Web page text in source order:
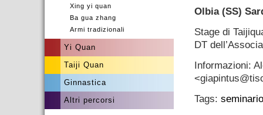
Xing yi quan
Ba gua zhang
Armi tradizionali
Yi Quan
Taiji Quan
Ginnastica
Altri percorsi
Olbia (SS)
Stage di
DT
Informazioni:
<giapintus@
Tags: seminario